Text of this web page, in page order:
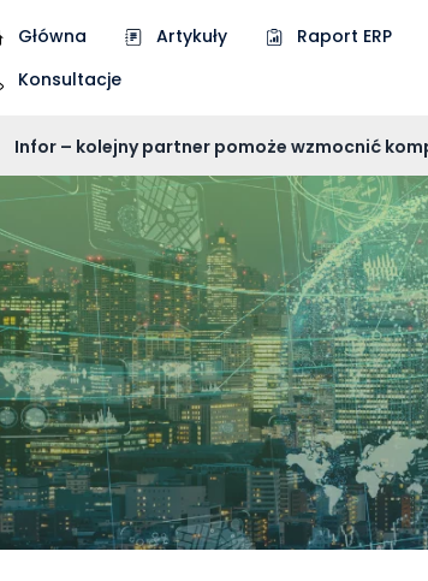
Główna Artykuły Raport ERP
Konsultacje
Infor – kolejny partner pomoże wzmocnić